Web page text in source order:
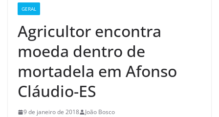
GERAL
Agricultor encontra
moeda dentro de
mortadela em Afonso
Cláudio-ES
9 de janeiro de 2018 João Bosco